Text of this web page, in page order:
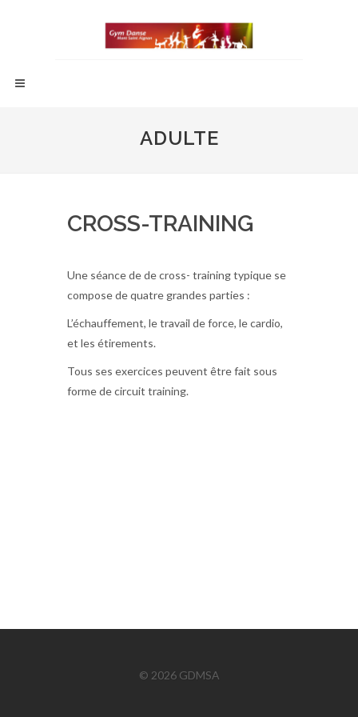
ADULTE
CROSS-TRAINING
Une séance de de cross- training typique se
compose de quatre grandes parties :
L’échauffement, le travail de force, le cardio,
et les étirements.
Tous ses exercices peuvent être fait sous
forme de circuit training.
© 2026 GDMSA